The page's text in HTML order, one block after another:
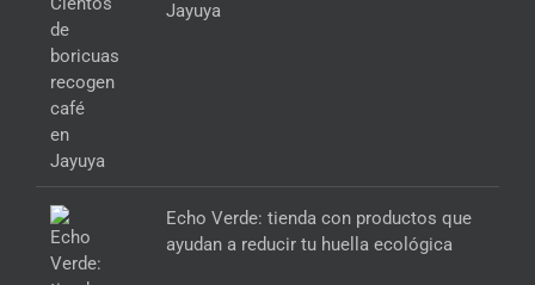
Jayuya
Echo Verde: tienda con productos que
ayudan a reducir tu huella ecológica